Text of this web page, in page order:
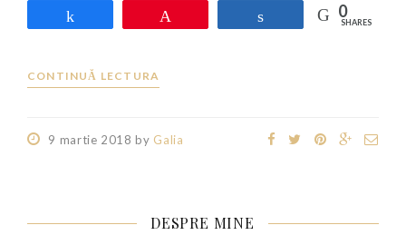
0
SHARES
CONTINUĂ LECTURA
9 martie 2018 by Galia
DESPRE MINE